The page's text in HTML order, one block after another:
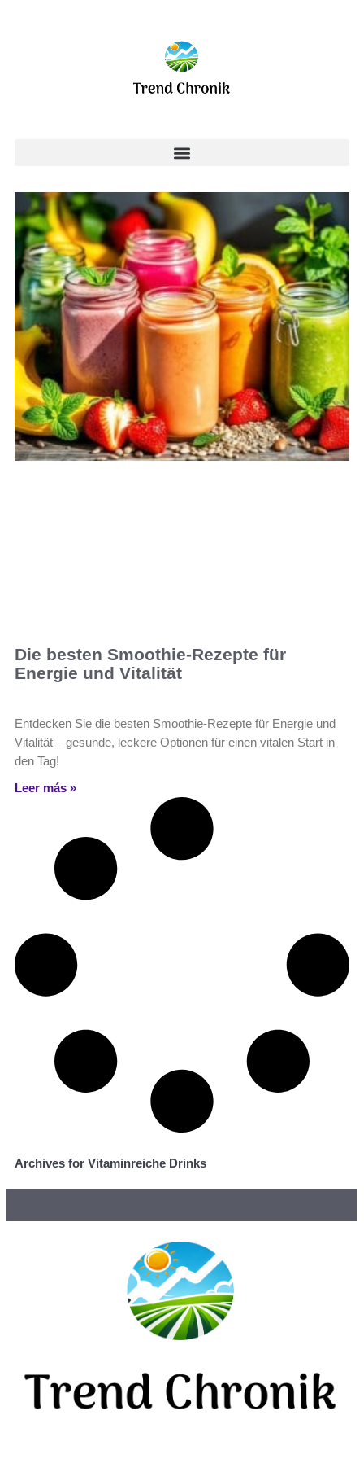
Die besten Smoothie-Rezepte für
Energie und Vitalität
Entdecken Sie die besten Smoothie-Rezepte für Energie und
Vitalität – gesunde, leckere Optionen für einen vitalen Start in
den Tag!
Leer más »
Archives for Vitaminreiche Drinks